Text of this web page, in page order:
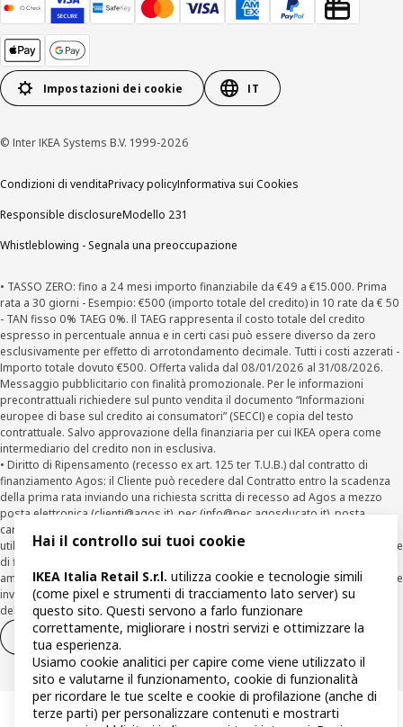
Impostazioni dei cookie IT
© Inter IKEA Systems B.V. 1999-2026
Condizioni di venditaPrivacy policyInformativa sui Cookies
Responsible disclosureModello 231
Whistleblowing - Segnala una preoccupazione
• TASSO ZERO: fino a 24 mesi importo finanziabile da €49 a €15.000. Prima
rata a 30 giorni - Esempio: €500 (importo totale del credito) in 10 rate da € 50
- TAN fisso 0% TAEG 0%. Il TAEG rappresenta il costo totale del credito
espresso in percentuale annua e in certi casi può essere diverso da zero
esclusivamente per effetto di arrotondamento decimale. Tutti i costi azzerati -
Importo totale dovuto €500. Offerta valida dal 08/01/2026 al 31/08/2026.
Messaggio pubblicitario con finalità promozionale. Per le informazioni
precontrattuali richiedere sul punto vendita il documento “Informazioni
europee di base sul credito ai consumatori” (SECCI) e copia del testo
contrattuale. Salvo approvazione della finanziaria per cui IKEA opera come
intermediario del credito non in esclusiva.
• Diritto di Ripensamento (recesso ex art. 125 ter T.U.B.) dal contratto di
finanziamento Agos: il Cliente può recedere dal Contratto entro la scadenza
della prima rata inviando una richiesta scritta di recesso ad Agos a mezzo
posta elettronica (clienti@agos.it), pec (info@pec.agosducato.it), posta
cartacea (Viale Fulvio Testi, 280 - 20126 Milano) e per via telematica –
utilizzando la funzionalità sul sitowww.agos.it(“Recesso”) - anche per richieste
di finanziamento effettuate con canali a distanza. In caso di pre-
ammortamento, la comunicazione di recesso da parte del Cliente deve essere
inviata, con le modalità di cui sopra entro 30 giorni dalla data di accettazione
della richiesta di finanziamento.
Diritto di recesso
Diritto di recesso per i servizi
Hai il controllo sui tuoi cookie
IKEA Italia Retail S.r.l. utilizza cookie e tecnologie simili
(come pixel e strumenti di tracciamento lato server) su
questo sito. Questi servono a farlo funzionare
correttamente, migliorare i nostri servizi e ottimizzare la
tua esperienza.
Usiamo cookie analitici per capire come viene utilizzato il
sito e valutarne il funzionamento, cookie di funzionalità
per ricordare le tue scelte e cookie di profilazione (anche di
terze parti) per personalizzare contenuti e mostrarti